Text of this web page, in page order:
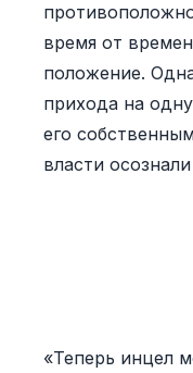
время от
положение.
прихода на
его
власти
«Теперь инцел